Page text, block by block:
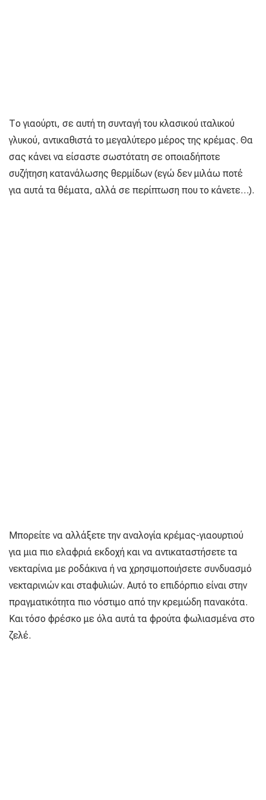
Το γιαούρτι, σε αυτή τη συνταγή του κλασικού ιταλικού
γλυκού, αντικαθιστά το μεγαλύτερο μέρος της κρέμας. Θα
σας κάνει να είσαστε σωστότατη σε οποιαδήποτε
συζήτηση κατανάλωσης θερμίδων (εγώ δεν μιλάω ποτέ
για αυτά τα θέματα, αλλά σε περίπτωση που το κάνετε…).
Μπορείτε να αλλάξετε την αναλογία κρέμας-γιαουρτιού
για μια πιο ελαφριά εκδοχή και να αντικαταστήσετε τα
νεκταρίνια με ροδάκινα ή να χρησιμοποιήσετε συνδυασμό
νεκταρινιών και σταφυλιών. Αυτό το επιδόρπιο είναι στην
πραγματικότητα πιο νόστιμο από την κρεμώδη πανακότα.
Και τόσο φρέσκο με όλα αυτά τα φρούτα φωλιασμένα στο
ζελέ.